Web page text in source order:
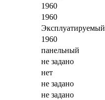
1960
1960
Эксплуатируемый
1960
панельный
не задано
нет
не задано
не задано